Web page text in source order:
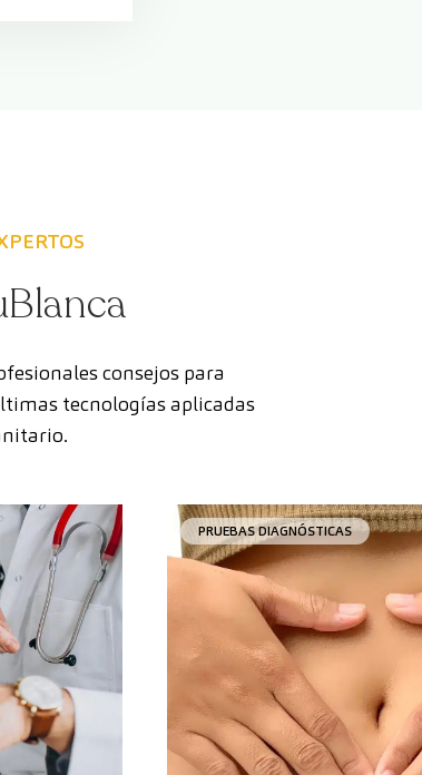
consejos para
tecnologías aplicadas
PRUEBAS DIAGNÓSTICAS